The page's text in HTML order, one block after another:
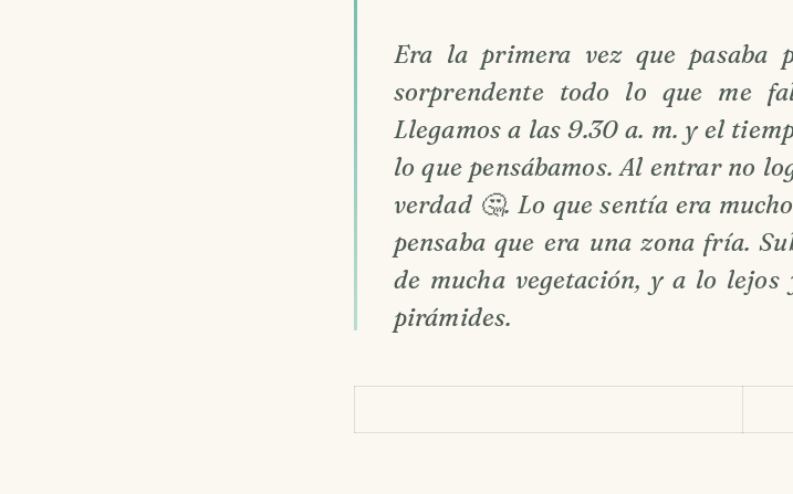
Era la primera vez que pasaba
sorprendente todo lo que me
Llegamos a las 9.30 a. m. y el
lo que pensábamos. Al entrar no
verdad 🤔. Lo que sentía era
pensaba que era una zona fría.
de mucha vegetación, y a lo
pirámides.